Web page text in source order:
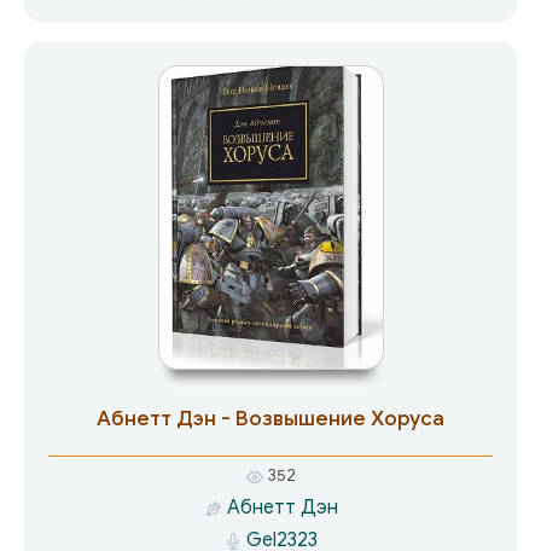
Кроме этого в начале 60-х Юрий Сафронов
опубликовал несколько фантастических
рассказов, написанных в традиционной для
того времени «фантастике ближнего
прицела», которая представляла собой (по
словам Р. Хайнлайна) «слегка
замаскированными инженерными отчетами».
Абнетт Дэн - Возвышение Хоруса
352
Абнетт Дэн
Gel2323